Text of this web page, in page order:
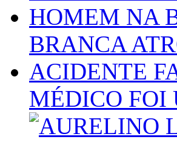
BRANCA
ACIDENTE
MÉDICO